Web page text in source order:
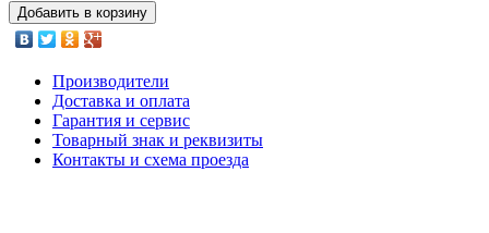
Добавить в корзину
Производители
Доставка и оплата
Гарантия и сервис
Товарный знак и реквизиты
Контакты и схема проезда